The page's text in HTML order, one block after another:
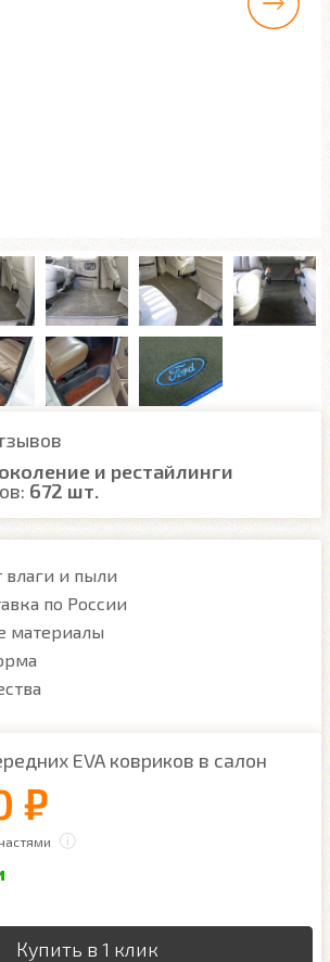
и рестайлинги
672 шт.
и пыли
по России
материалы
EVA ковриков в салон
₽
Купить в 1 клик